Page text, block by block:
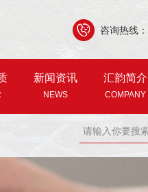
咨询热线：
新闻资讯
NEWS
汇韵简介
COMPANY